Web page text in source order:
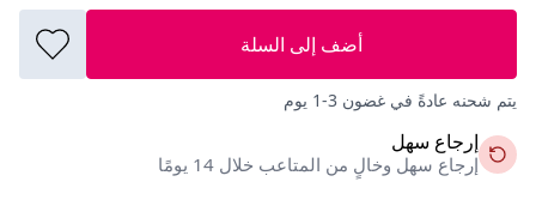
أضف إلى السلة
يتم شحنه عادةً في غضون 3-1 يوم
إرجاع سهل
إرجاع سهل وخالٍ من المتاعب خلال 14 يومًا